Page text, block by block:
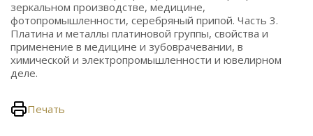
зеркальном производстве, медицине,
фотопромышленности, серебряный припой. Часть 3.
Платина и металлы платиновой группы, свойства и
применение в медицине и зубоврачевании, в
химической и электропромышленности и ювелирном
деле.
Печать